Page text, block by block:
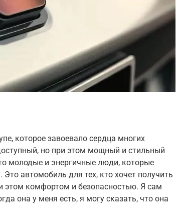
которое завоевало сердца многих
но при этом мощный и стильный
молодые и энергичные люди, которые
автомобиль для тех, кто хочет получить
этом комфортом и безопасностью. Я сам
она у меня есть, я могу сказать, что она